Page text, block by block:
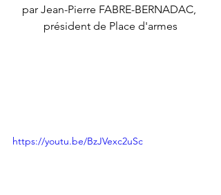
par Jean-Pierre FABRE-BERNADAC,
président de Place d'armes
https://youtu.be/BzJVexc2uSc